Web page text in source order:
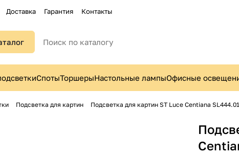
Доставка Гарантия Контакты
СпотыТоршерыНастольные лампыОфисные
Подсветка для картин Подсветка для картин ST Luce Centiаna